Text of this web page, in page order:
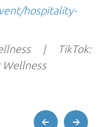
hospitality-
| TikTok:
Wellness
prev next